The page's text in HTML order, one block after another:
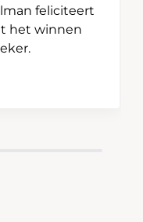
feliciteert
het winnen